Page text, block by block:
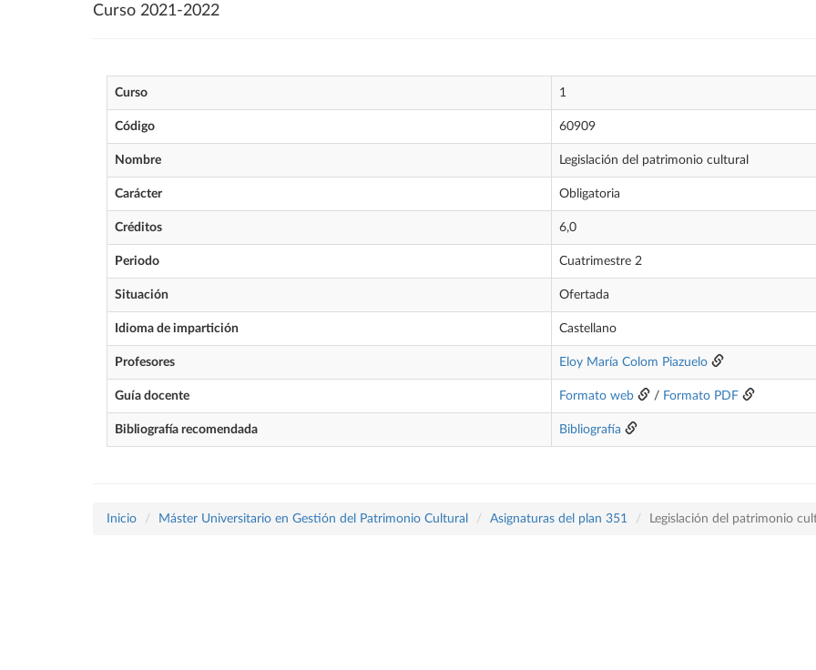
Curso 2021-2022
Curso 1
Código 60909
Nombre Legislación del patrimonio cultural
Carácter Obligatoria
Créditos 6,0
Periodo Cuatrimestre 2
Situación Ofertada
Idioma de impartición Castellano
Profesores Eloy María Colom Piazuelo
Guía docente Formato web / Formato PDF
Bibliografía recomendada Bibliografía
Inicio Máster Universitario en Gestión del Patrimonio Cultural Asignaturas del plan 351 Legislación del patrimonio